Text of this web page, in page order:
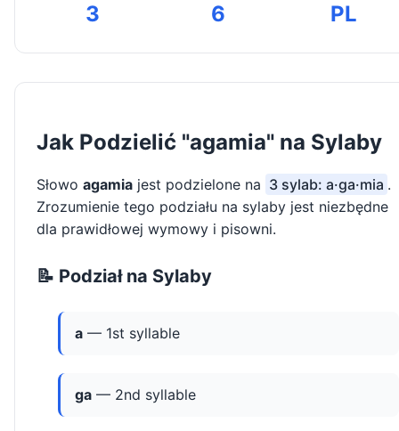
3 6 PL
Jak Podzielić "agamia" na Sylaby
Słowo agamia jest podzielone na 3 sylab: a·ga·mia .
Zrozumienie tego podziału na sylaby jest niezbędne
dla prawidłowej wymowy i pisowni.
📝 Podział na Sylaby
a — 1st syllable
ga — 2nd syllable